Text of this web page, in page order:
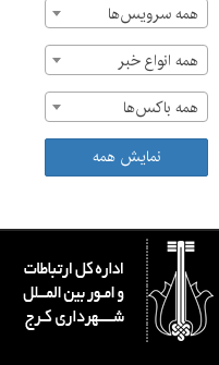
همه سرویس‌ها
همه انواع خبر
همه باکس‌ها
نمایش همه